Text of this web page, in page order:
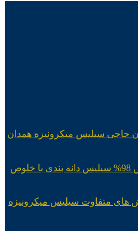
سیلیس میکرونیزه همدان
سیلیس دانه بندی با خلوص
سیلیس میکرونیزه